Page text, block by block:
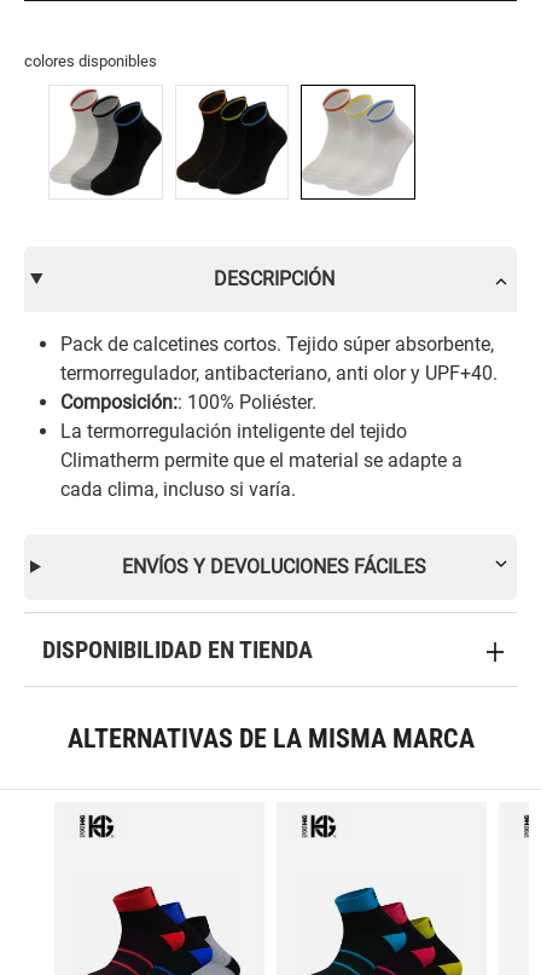
colores disponibles
DESCRIPCIÓN
Pack de calcetines cortos. Tejido súper absorbente,
termorregulador, antibacteriano, anti olor y UPF+40.
Composición:: 100% Poliéster.
La termorregulación inteligente del tejido
Climatherm permite que el material se adapte a
cada clima, incluso si varía.
ENVÍOS Y DEVOLUCIONES FÁCILES
DISPONIBILIDAD EN TIENDA
ALTERNATIVAS DE LA MISMA MARCA